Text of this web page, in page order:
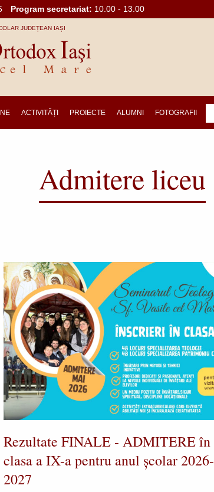
Program secretariat: 10.00 - 13.00
JUDEȚEAN IAȘI
ACTIVITĂȚI PROIECTE ALUMNI FOTOGRAFII
Admitere liceu
Rezultate FINALE - ADMITERE în
clasa a IX-a pentru anul școlar 2026-
2027